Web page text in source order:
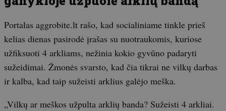
Portalas aggrobite.lt rašo, kad socialiniame tinkle prieš
kelias dienas pasirodė įrašas su nuotraukomis, kuriose
užfiksuoti 4 arkliams, nežinia kokio gyvūno padaryti
sužeidimai. Žmonės svarsto, kad čia tikrai ne vilkų darbas
ir kalba, kad taip sužeisti arklius galėjo meška.
„Vilkų ar meškos užpulta arklių banda? Sužeisti 4 arkliai.